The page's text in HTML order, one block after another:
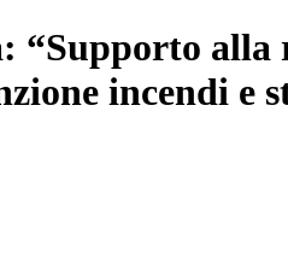
“Supporto alla
incendi e